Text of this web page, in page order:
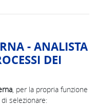
- ANALISTA
DEI
, per la propria funzione
selezionare: